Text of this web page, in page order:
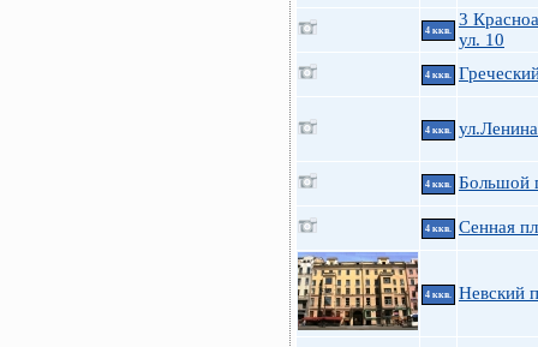
4 ккв.
3
ул. 10
4 ккв.
4 ккв.
4 ккв. Большой
4 ккв. Сенная
4 ккв. Невский